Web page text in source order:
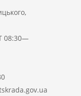
08:30—